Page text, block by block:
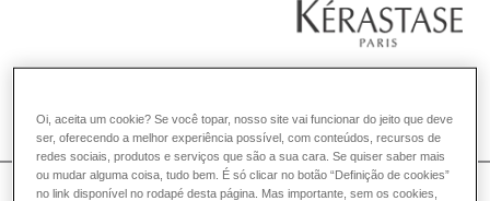
COMO POSSO AJUDAR? DÚVIDAS SOBRE:
CABELO
VOZ DA BELEZA KÉRASTASE CABELO
Oi, aceita um cookie? Se você topar, nosso site vai funcionar do jeito que deve
ser, oferecendo a melhor experiência possível, com conteúdos, recursos de
redes sociais, produtos e serviços que são a sua cara. Se quiser saber mais
ou mudar alguma coisa, tudo bem. É só clicar no botão “Definição de cookies”
no link disponível no rodapé desta página. Mas importante, sem os cookies,